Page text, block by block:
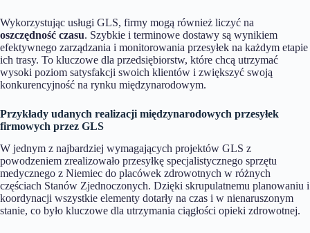
Wykorzystując usługi GLS, firmy mogą również liczyć na
oszczędność czasu. Szybkie i terminowe dostawy są wynikiem
efektywnego zarządzania i monitorowania przesyłek na każdym etapie
ich trasy. To kluczowe dla przedsiębiorstw, które chcą utrzymać
wysoki poziom satysfakcji swoich klientów i zwiększyć swoją
konkurencyjność na rynku międzynarodowym.
Przykłady udanych realizacji międzynarodowych przesyłek
firmowych przez GLS
W jednym z najbardziej wymagających projektów GLS z
powodzeniem zrealizowało przesyłkę specjalistycznego sprzętu
medycznego z Niemiec do placówek zdrowotnych w różnych
częściach Stanów Zjednoczonych. Dzięki skrupulatnemu planowaniu i
koordynacji wszystkie elementy dotarły na czas i w nienaruszonym
stanie, co było kluczowe dla utrzymania ciągłości opieki zdrowotnej.